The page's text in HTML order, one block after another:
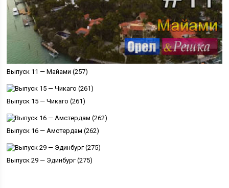
Выпуск 11 — Майами (257)
Выпуск 15 — Чикаго (261)
Выпуск 16 — Амстердам (262)
Выпуск 29 — Эдинбург (275)